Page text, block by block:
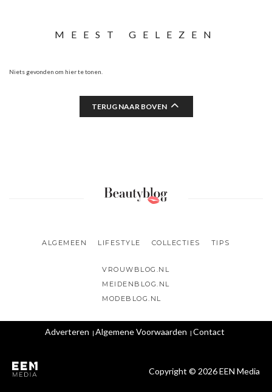
MEEST GELEZEN
Niets gevonden om hier te tonen.
TERUG NAAR BOVEN
ALGEMEEN LIFESTYLE COLLECTIES TIPS
VROUWBLOG.NL
MEIDENBLOG.NL
MODEBLOG.NL
Copyright © 2026 EEN Media
Adverteren Algemene Voorwaarden Contact